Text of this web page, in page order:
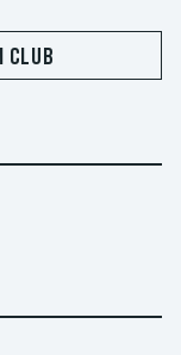
CLUB